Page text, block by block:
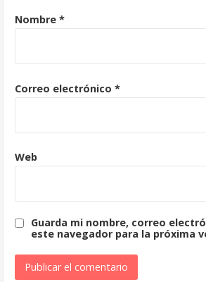
Nombre *
Correo electrónico *
Web
Guarda mi nombre, correo
este navegador para la próxima